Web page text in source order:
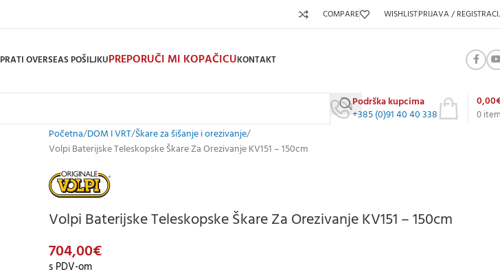
COMPARE WISHLISTPRIJAVA /
PRATI OVERSEAS POŠILJKUPREPORUČI MI KOPAČICUKONTAKT
Podrška kupcima
+385 (0)91 40 40 338
0
0,00
Početna DOM I VRT Škare za šišanje i orezivanje
Volpi Baterijske Teleskopske Škare Za Orezivanje KV151 – 150cm
Volpi Baterijske Teleskopske Škare Za Orezivanje KV151 – 150cm
704,00€
s PDV-om